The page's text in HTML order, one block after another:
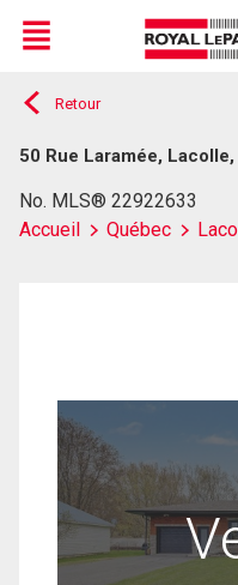
Live
En Direct
Menu
Retour
50 Rue Laramée,
No. MLS® 22922633
Accueil
Québec